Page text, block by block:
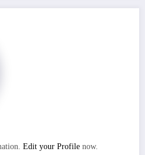
Edit your Profile now.